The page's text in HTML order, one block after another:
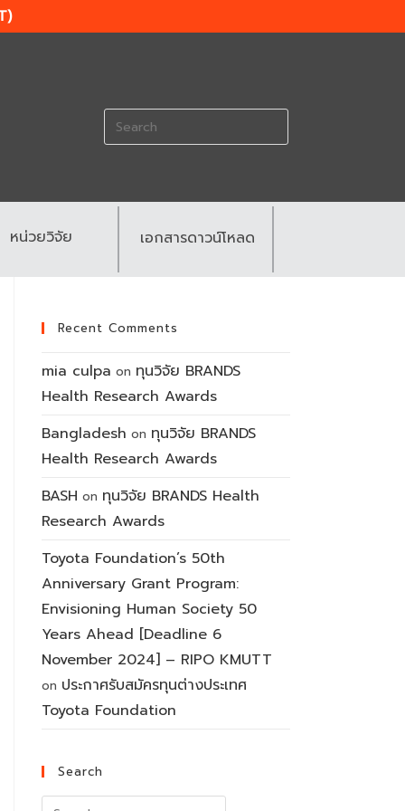
Search
for:
หน่วยวิจัย เอกสารดาวน์โหลด
Recent Comments
mia culpa on ทุนวิจัย BRANDS
Health Research Awards
Bangladesh on ทุนวิจัย BRANDS
Health Research Awards
BASH on ทุนวิจัย BRANDS Health
Research Awards
Toyota Foundation’s 50th
Anniversary Grant Program:
Envisioning Human Society 50
Years Ahead [Deadline 6
November 2024] – RIPO KMUTT
on ประกาศรับสมัครทุนต่างประเทศ
Toyota Foundation
Search
Search